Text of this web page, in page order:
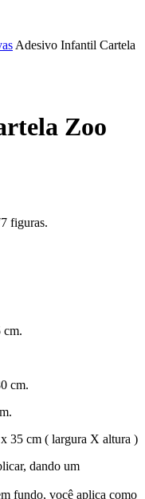
Adesivo Infantil Cartela
Zoo
figuras.
cm.
cm.
35 cm ( largura X altura )
dando um
fundo, você aplica como